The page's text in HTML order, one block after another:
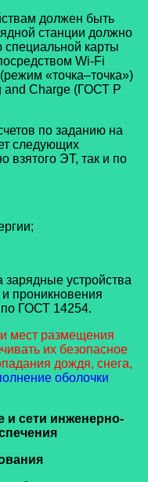
должен быть
станции должно
карты
Wi-Fi
«точка–точка»)
and Charge (ГОСТ Р
по заданию на
следующих
взятого ЭТ, так и по
зарядные устройства
проникновения
ГОСТ 14254.
и мест размещения
их безопасное
дождя, снега,
оболочки
и сети инженерно-